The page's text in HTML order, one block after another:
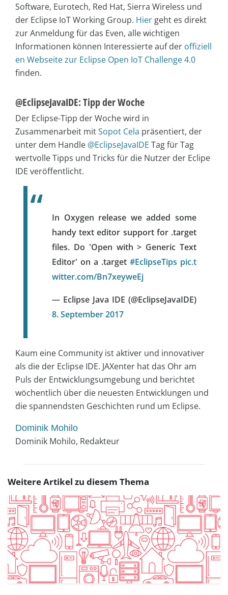
Software, Eurotech, Red Hat, Sierra Wireless und
der Eclipse IoT Working Group. Hier geht es direkt
zur Anmeldung für das Even, alle wichtigen
Informationen können Interessierte auf der offiziell
en Webseite zur Eclipse Open IoT Challenge 4.0
finden.
@EclipseJavaIDE: Tipp der Woche
Der Eclipse-Tipp der Woche wird in
Zusammenarbeit mitSopot Cela präsentiert, der
unter dem Handle @EclipseJavaIDE Tag für Tag
wertvolle Tipps und Tricks für die Nutzer der Eclipe
IDE veröffentlicht.
In Oxygen release we added some
handy text editor support for .target
files. Do 'Open with > Generic Text
Editor' on a .target #EclipseTips pic.t
witter.com/Bn7xeyweEj
— Eclipse Java IDE (@EclipseJavaIDE)
8. September 2017
Kaum eine Community ist aktiver und innovativer
als die der Eclipse IDE. JAXenter hat das Ohr am
Puls der Entwicklungsumgebung und berichtet
wöchentlich über die neuesten Entwicklungen und
die spannendsten Geschichten rund um Eclipse.
Dominik Mohilo
Dominik Mohilo, Redakteur
Weitere Artikel zu diesem Thema